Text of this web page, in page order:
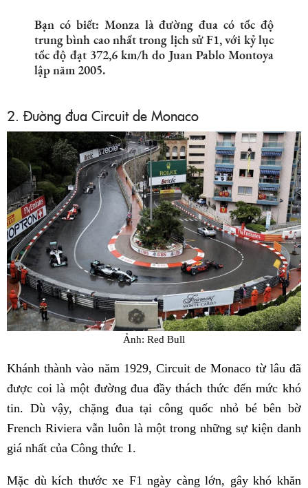
Bạn có biết: Monza là đường đua có tốc độ
trung bình cao nhất trong lịch sử F1, với kỷ lục
tốc độ đạt 372,6 km/h do Juan Pablo Montoya
lập năm 2005.
2. Đường đua Circuit de Monaco
Ảnh: Red Bull
Khánh thành vào năm 1929, Circuit de Monaco từ lâu đã
được coi là một đường đua đầy thách thức đến mức khó
tin. Dù vậy, chặng đua tại công quốc nhỏ bé bên bờ
French Riviera vẫn luôn là một trong những sự kiện danh
giá nhất của Công thức 1.
Mặc dù kích thước xe F1 ngày càng lớn, gây khó khăn